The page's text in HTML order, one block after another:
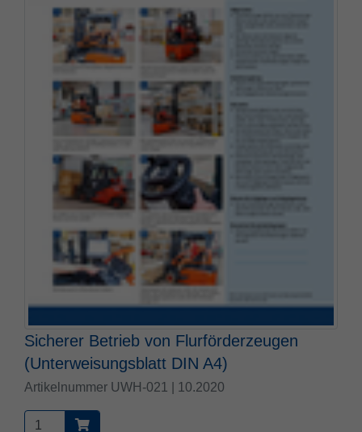
Sicherer Betrieb von Flurförderzeugen
(Unterweisungsblatt DIN A4)
Artikelnummer UWH-021 | 10.2020